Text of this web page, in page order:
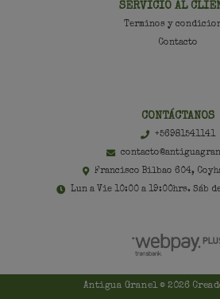
SERVICIO AL
Terminos y
Contacto
CONTÁCTANOS
+56981541141
Francisco Bilbao 604,
Lun a Vie 10:00 a 19:00hrs. Sáb
Antigua Granel © 2026